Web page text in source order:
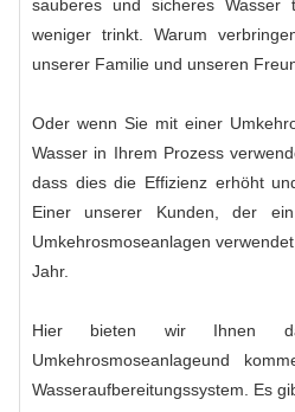
sauberes und sicheres
weniger trinkt. Warum
unserer Familie und unseren
Oder wenn Sie mit einer
Wasser in Ihrem Prozess
dass dies die Effizienz erhöht
Einer unserer Kunden, der
Umkehrosmoseanlagen
Jahr.
Hier bieten wir Ihnen
Umkehrosmoseanlageund
Wasseraufbereitungssystem. Es